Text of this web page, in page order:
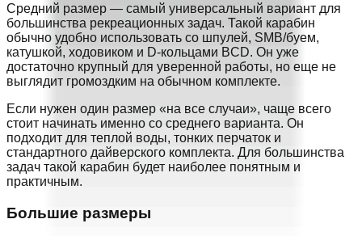
Средний размер — самый универсальный вариант для
большинства рекреационных задач. Такой карабин
обычно удобно использовать со шпулей, SMB/буем,
катушкой, ходовиком и D-кольцами BCD. Он уже
достаточно крупный для уверенной работы, но еще не
выглядит громоздким на обычном комплекте.
Если нужен один размер «на все случаи», чаще всего
стоит начинать именно со среднего варианта. Он
подходит для теплой воды, тонких перчаток и
стандартного дайверского комплекта. Для большинства
задач такой карабин будет наиболее понятным и
практичным.
Большие размеры